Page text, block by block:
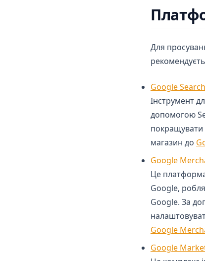
Для
Google
Інструмент
допомогою
покращувати
магазин до
Google
Це
Google,
Google. За
Google
Google